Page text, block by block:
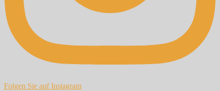
Folgen Sie auf Instagram